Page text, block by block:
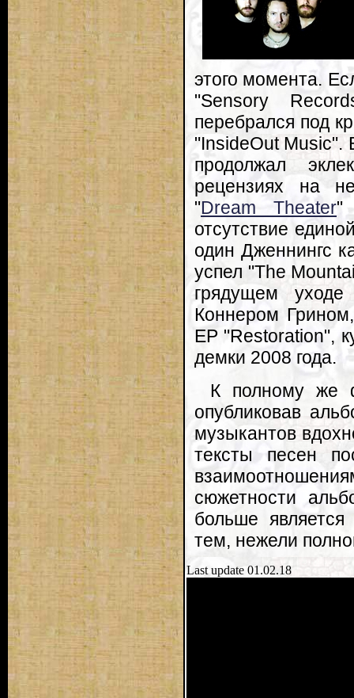
этого момента.
"Sensory
перебрался под
"InsideOut
продолжал
рецензиях на
"Dream Theater"
отсутствие
один Дженнингс
успел "The
грядущем
Коннером
EP "Restoration",
демки 2008 года.
К полному же
опубликовав
музыкантов
тексты песен
сюжетности
больше
тем, нежели
Last update 01.02.18